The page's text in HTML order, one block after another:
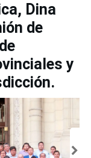
Dina
de
y